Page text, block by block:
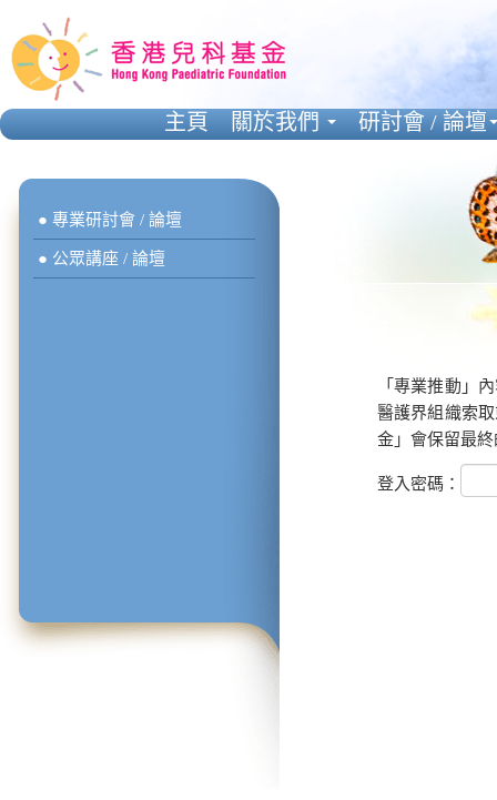
● 專業研討會 / 論壇
● 公眾講座 / 論壇
「專業推動」
醫護界組織索
金」會保留最
登入密碼：
主頁 關於我們 研討會 / 論壇